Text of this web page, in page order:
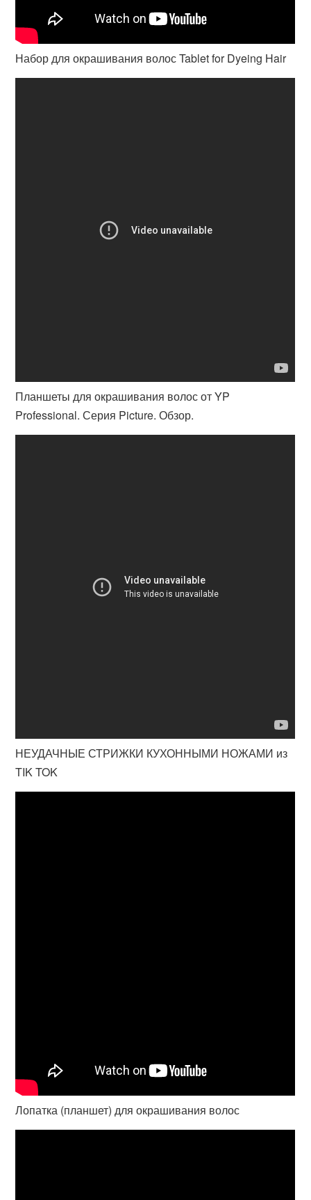
Набор для окрашивания волос Tablet for Dyeing Hair
Планшеты для окрашивания волос от YP
Professional. Серия Picture. Обзор.
НЕУДАЧНЫЕ СТРИЖКИ КУХОННЫМИ НОЖАМИ из
TIK TOK
Лопатка (планшет) для окрашивания волос